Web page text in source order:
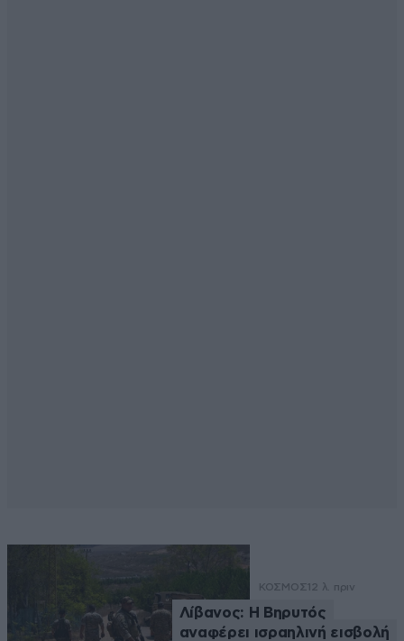
ΚΟΣΜΟΣ 12 λ. πριν
Λίβανος: Η Βηρυτός
αναφέρει ισραηλινή εισβολή